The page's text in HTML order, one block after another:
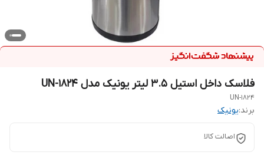
فلاسک داخل استیل 3.5 لیتر یونیک مدل UN-1824
UN-1824
برند:یونیک
اصالت کالا